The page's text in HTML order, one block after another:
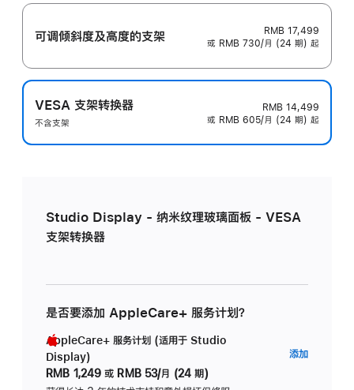
可调倾斜度及高‍度的支‍架
RMB 17,499
或 RMB 730/月 (24 期) 起
VESA 支架转换器
不含支架
RMB 14,499
或 RMB 605/月 (24 期) 起
Studio Display - 纳米纹理玻璃面板 - VESA
支架转换器
是否要添加 AppleCare+ 服务计划？
AppleCare+ 服务计划 (适用于 Studio
Display)
RMB 1,249 或 RMB 53/月 (24 期)
添加